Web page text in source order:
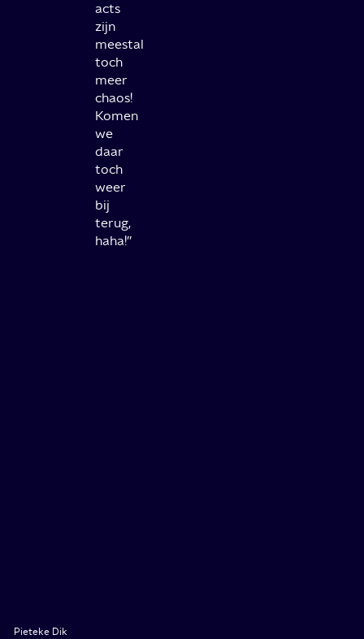
acts
zijn
meestal
toch
meer
chaos!
Komen
we
daar
toch
weer
bij
terug,
haha!’’
Pieteke Dik